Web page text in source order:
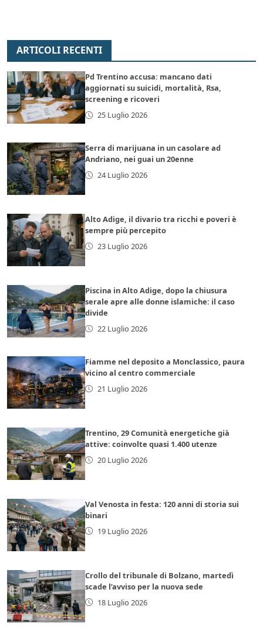
ARTICOLI RECENTI
Pd Trentino accusa: mancano dati
aggiornati su suicidi, mortalità, Rsa,
screening e ricoveri
25 Luglio 2026
Serra di marijuana in un casolare ad
Andriano, nei guai un 20enne
24 Luglio 2026
Alto Adige, il divario tra ricchi e poveri è
sempre più percepito
23 Luglio 2026
Piscina in Alto Adige, dopo la chiusura
serale apre alle donne islamiche: il caso
divide
22 Luglio 2026
Fiamme nel deposito a Monclassico, paura
vicino al centro commerciale
21 Luglio 2026
Trentino, 29 Comunità energetiche già
attive: coinvolte quasi 1.400 utenze
20 Luglio 2026
Val Venosta in festa: 120 anni di storia sui
binari
19 Luglio 2026
Crollo del tribunale di Bolzano, martedì
scade l’avviso per la nuova sede
18 Luglio 2026